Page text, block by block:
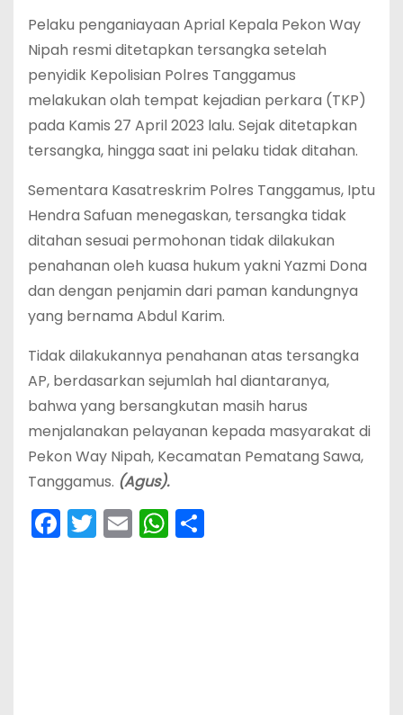
Pelaku penganiayaan Aprial Kepala Pekon Way
Nipah resmi ditetapkan tersangka setelah
penyidik Kepolisian Polres Tanggamus
melakukan olah tempat kejadian perkara (TKP)
pada Kamis 27 April 2023 lalu. Sejak ditetapkan
tersangka, hingga saat ini pelaku tidak ditahan.
Sementara Kasatreskrim Polres Tanggamus, Iptu
Hendra Safuan menegaskan, tersangka tidak
ditahan sesuai permohonan tidak dilakukan
penahanan oleh kuasa hukum yakni Yazmi Dona
dan dengan penjamin dari paman kandungnya
yang bernama Abdul Karim.
Tidak dilakukannya penahanan atas tersangka
AP, berdasarkan sejumlah hal diantaranya,
bahwa yang bersangkutan masih harus
menjalanakan pelayanan kepada masyarakat di
Pekon Way Nipah, Kecamatan Pematang Sawa,
Tanggamus. (Agus).
F
a
T
w
E
m
W
h